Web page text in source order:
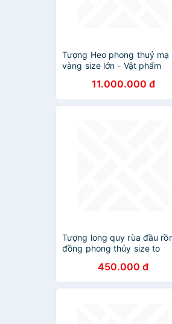
Tượng Heo phong thuỷ mạ
vàng size lớn - Vật phẩm
11.000.000 đ
Tượng long quy rùa đầu
đồng phong thủy size to
450.000 đ